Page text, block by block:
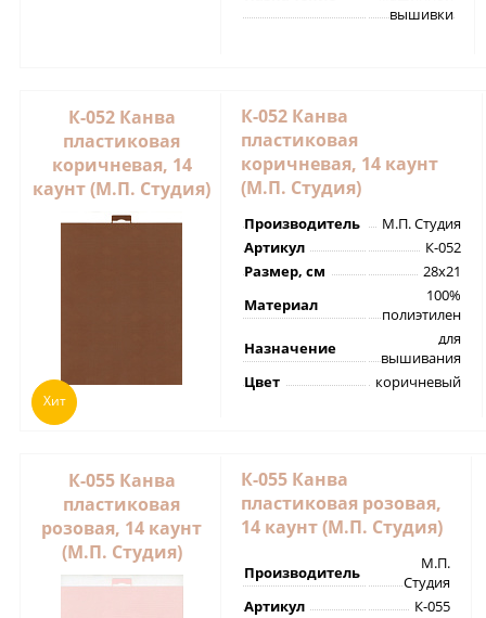
вышивки
К-052 Канва
пластиковая
коричневая, 14
каунт (М.П. Студия)
Хит
К-052 Канва
пластиковая
коричневая, 14 каунт
(М.П. Студия)
Производитель
М.П. Студия
Артикул
К-052
Размер, см
28х21
Материал
100%
полиэтилен
Назначение
для
вышивания
Цвет
коричневый
К-055 Канва
пластиковая
розовая, 14 каунт
(М.П. Студия)
К-055 Канва
пластиковая розовая,
14 каунт (М.П. Студия)
Производитель
М.П.
Студия
Артикул
К-055